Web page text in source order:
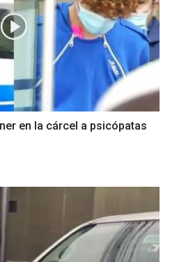
en la cárcel a psicópatas